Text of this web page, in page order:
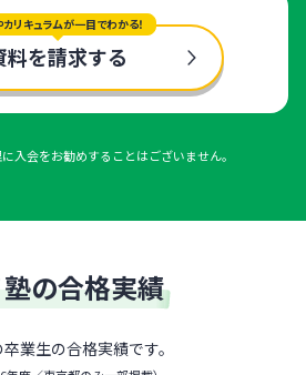
リキュラムが一目でわかる！
料を請求する
入会をお勧めすることはございません。
の合格実績
業生の合格実績です。